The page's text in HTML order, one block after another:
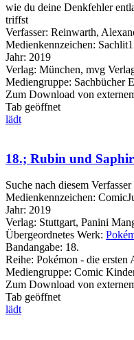
wie du deine Denkfehler
triffst
Verfasser: Reinwarth,
Medienkennzeichen:
Jahr: 2019
Verlag: München, mvg
Mediengruppe: Sachbücher
Zum Download von
Tab geöffnet
lädt
18.; Rubin und Saphir
Suche nach diesem Verfasser
Medienkennzeichen:
Jahr: 2019
Verlag: Stuttgart, Panini
Übergeordnetes Werk:
Bandangabe: 18.
Reihe: Pokémon - die ersten
Mediengruppe: Comic
Zum Download von
Tab geöffnet
lädt